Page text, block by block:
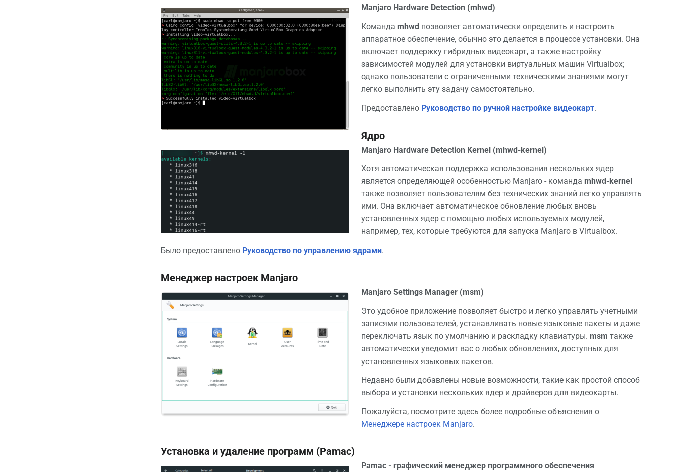
Manjaro Hardware Detection (mhwd)
Команда mhwd позволяет автоматически определить и настроить
аппаратное обеспечение, обычно это делается в процессе установки. Она
включает поддержку гибридных видеокарт, а также настройку
зависимостей модулей для установки виртуальных машин Virtualbox;
однако пользователи с ограниченными техническими знаниями могут
легко выполнить эту задачу самостоятельно.
Предоставлено Руководство по ручной настройке видеокарт.
Ядро
Manjaro Hardware Detection Kernel (mhwd-kernel)
Хотя автоматическая поддержка использования нескольких ядер
является определяющей особенностью Manjaro - команда mhwd-kernel
также позволяет пользователям без технических знаний легко управлять
ими. Она включает автоматическое обновление любых вновь
установленных ядер с помощью любых используемых модулей,
например, тех, которые требуются для запуска Manjaro в Virtualbox.
Было предоставлено Руководство по управлению ядрами.
Менеджер настроек Manjaro
Manjaro Settings Manager (msm)
Это удобное приложение позволяет быстро и легко управлять учетными
записями пользователей, устанавливать новые языковые пакеты и даже
переключать язык по умолчанию и раскладку клавиатуры. msm также
автоматически уведомит вас о любых обновлениях, доступных для
установленных языковых пакетов.
Недавно были добавлены новые возможности, такие как простой способ
выбора и установки нескольких ядер и драйверов для видеокарты.
Пожалуйста, посмотрите здесь более подробные объяснения о
Менеджере настроек Manjaro.
Установка и удаление программ (Pamac)
Pamac - графический менеджер программного обеспечения